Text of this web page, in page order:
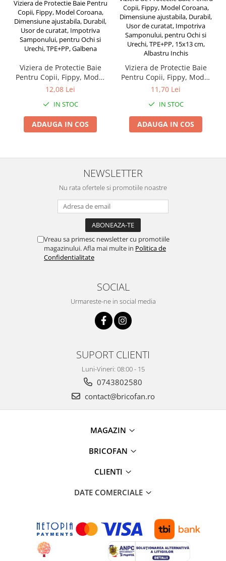
Sonerii
Bricolaj
Echipamente de constructii si
instalatii
Alte instrumente de constructie
Echipamente instalator
Polizoare electrice
Adaptoare taiere lant pentru
polizoare unghiulare
Polizoare electrice de banc
Polizoare unghiulare electrice
Slefuitoare pereti electrice
Accesorii slefuitoare electrice
Consumabile slefuitoare electrice
Slefuitoare electrice cu banda
Fierastraie electrice circulare de
Fierastraie electrice circulare
Fierastraie pendulare electrice
Masini de gaurit si insurubat
Accesorii masini de gaurit
Ciocane rotopercutoare cu
Consumabile masini de gaurit
Demolatoare
Masini de gaurit si insurubat cu
acumulatori
Viziera de Protectie Baie
Pentru Copii, Fippy, Model
Coroana, Dimensiune
curatat, Impotriva
Samponului, pentru Ochi si
Urechi, TPE+PP, Galbena
12,08 Lei
IN STOC
ADAUGA IN COS
Viziera de Protectie Baie
Pentru Copii, Fippy, Model
Coroana, Dimensiune
curatat, Impotriva
Samponului, pentru Ochi si
Urechi, TPE+PP, 15x13 cm,
Albastru Inchis
11,70 Lei
IN STOC
ADAUGA IN COS
NEWSLETTER
Nu rata ofertele si promotiile noastre
Vreau sa primesc newsletter cu promotiile
magazinului. Afla mai multe in Politica de
Confidentialitate
SOCIAL
Urmareste-ne in social media
SUPORT CLIENTI
Luni-Vineri: 08:00 - 15
0743802580
contact@bricofan.ro
MAGAZIN
BRICOFAN
CLIENTI
DATE COMERCIALE